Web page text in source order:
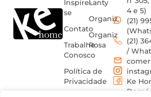
Inspire-
se
Contato
Trabalhe
Conosco
Política de
Privacidade
Lanty
Organiz
Organiz
Rosa
4 e 5)
(21)
(21)
/
Ke